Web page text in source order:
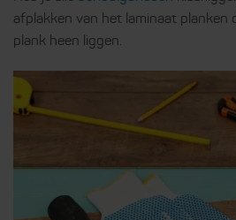
afplakken van het laminaat planken
plank heen liggen.